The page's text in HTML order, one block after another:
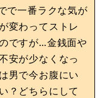
で一番ラクな気が
変わってストレ
ですが…金銭面や
安が少なくなっ
男で今お腹にい
？どちらにして